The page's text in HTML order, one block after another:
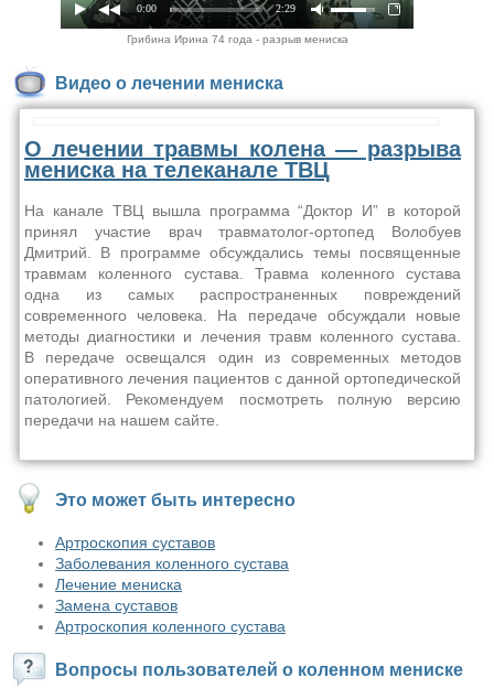
0:00 2:29
Грибина Ирина 74 года - разрыв мениска
Видео о лечении мениска
О лечении травмы колена — разрыва
мениска на телеканале ТВЦ
На канале ТВЦ вышла программа “Доктор И” в которой
принял участие врач травматолог-ортопед Волобуев
Дмитрий. В программе обсуждались темы посвященные
травмам коленного сустава. Травма коленного сустава
одна из самых распространенных повреждений
современного человека. На передаче обсуждали новые
методы диагностики и лечения травм коленного сустава.
В передаче освещался один из современных методов
оперативного лечения пациентов с данной ортопедической
патологией. Рекомендуем посмотреть полную версию
передачи на нашем сайте.
Это может быть интересно
Артроскопия суставов
Заболевания коленного сустава
Лечение мениска
Замена суставов
Артроскопия коленного сустава
Вопросы пользователей о коленном мениске